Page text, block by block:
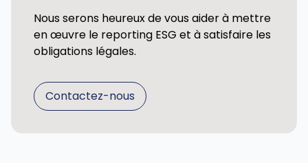
Nous serons heureux de vous aider à mettre
en œuvre le reporting ESG et à satisfaire les
obligations légales.
Contactez-nous